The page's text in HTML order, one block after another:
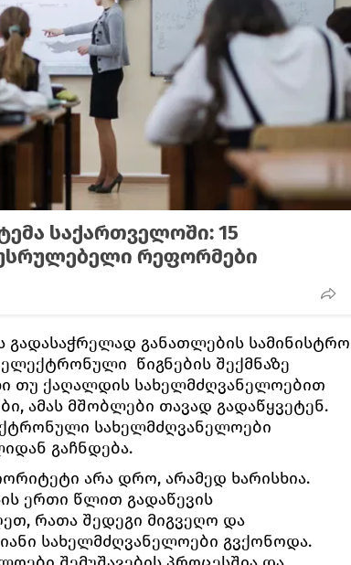
საქართველოში: 15
რეფორმები
განათლების სამინისტრო
წიგნების შექმნაზე
თუ ქაღალდის სახელმძღვანელოებით
ამას მშობლები თავად გადაწყვეტენ.
სახელმძღვანელოები
გაჩნდება.
არა დრო, არამედ ხარისხია.
ერთი წლით გადაწევის
რათა შედეგი მიგვეღო და
სახელმძღვანელოები გვქონოდა.